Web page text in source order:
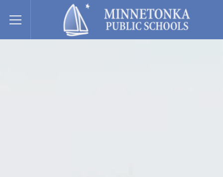
Toggle Menu
Hệ thống Trường Công lập Minnetonka